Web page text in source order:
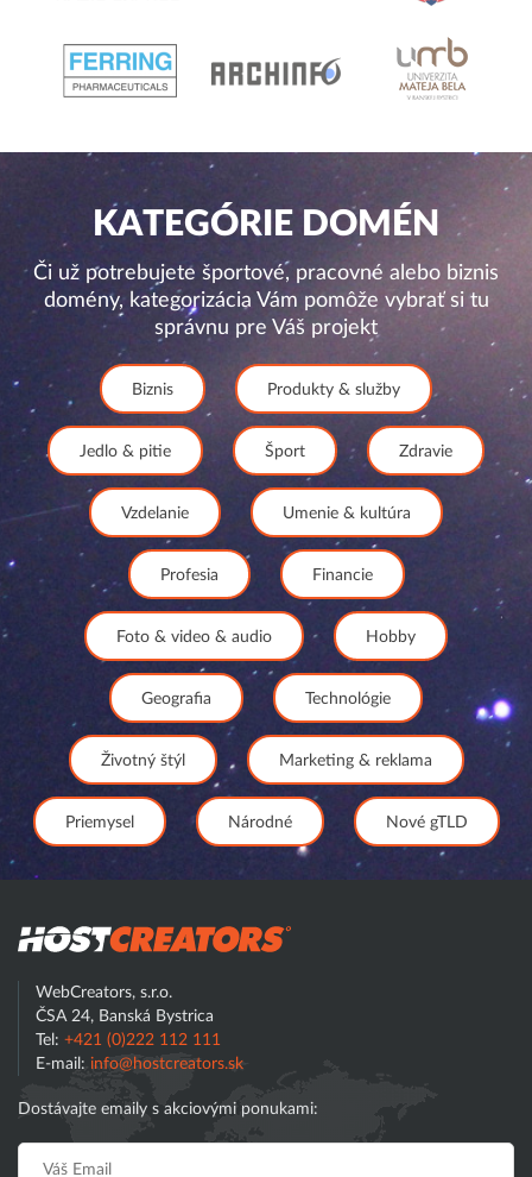
KATEGÓRIE DOMÉN
Či už potrebujete športové, pracovné alebo biznis
domény, kategorizácia Vám pomôže vybrať si tu
správnu pre Váš projekt
Biznis Produkty & služby
Jedlo & pitie Šport Zdravie
Vzdelanie Umenie & kultúra
Profesia Financie
Foto & video & audio Hobby
Geografia Technológie
Životný štýl Marketing & reklama
Priemysel Národné Nové gTLD
WebCreators, s.r.o.
ČSA 24, Banská Bystrica
Tel: +421 (0)222 112 111
E-mail: info@hostcreators.sk
Dostávajte emaily s akciovými ponukami: